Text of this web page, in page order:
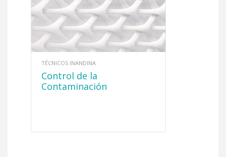
TÉCNICOS INANDINA
Control de la
Contaminación